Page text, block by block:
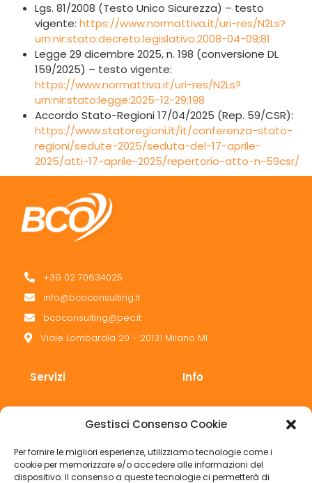
Gestisci Consenso Cookie
Per fornire le migliori esperienze, utilizziamo tecnologie come i
cookie per memorizzare e/o accedere alle informazioni del
dispositivo. Il consenso a queste tecnologie ci permetterà di
Lgs. 81/2008 (Testo Unico Sicurezza) – testo
vigente: https://www.normattiva.it/uri-res/N2Ls?
urn:nir:stato:decreto.legislativo:2008-04-09;81
Legge 29 dicembre 2025, n. 198 (conversione DL
159/2025) – testo vigente:
https://www.normattiva.it/uri-res/N2Ls?
urn:nir:stato:legge:2025-12-29;198
Accordo Stato-Regioni 17/04/2025 (Rep. 59/CSR):
https://www.statoregioni.it/it/conferenza-stato-
regioni/sedute-2025/seduta-del-17-aprile-
2025/atti-17-aprile-2025/repertorio-atto-n-59csr/
+39 02 70634025
info@bcoconsulting.it
bcoconsulting@pec.it
Viale Lombardia 20 - 20131 Milano MI
Servizi
Sicurezza
Privacy
Info
Chi siamo
Contatti